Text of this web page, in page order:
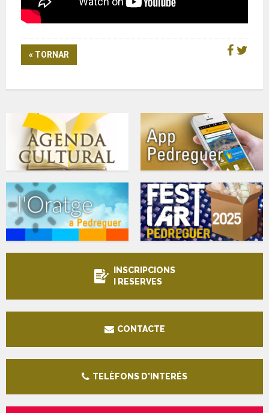
« TORNAR
INSCRIPCIONS
I RESERVES
CONTACTE
TELÈFONS D'INTERÉS